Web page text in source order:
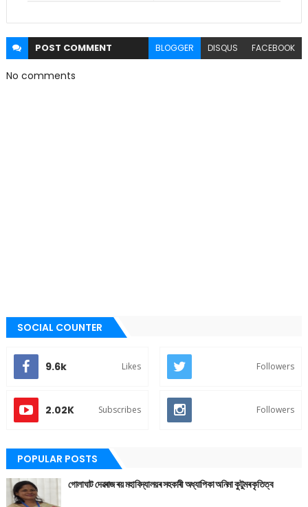
POST COMMENT BLOGGER DISQUS FACEBOOK
No comments
SOCIAL COUNTER
9.6k Likes Followers
2.02K Subscribes Followers
POPULAR POSTS
গোলাঘাট দেৱৰাজ ৰয় মহাবিদ্যালয়ৰ সহকাৰী অধ্যাপিকা অনিমা কুটুমৰ কৃতিত্ব